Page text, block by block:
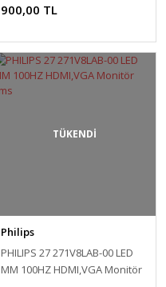
900,00 TL
TÜKENDİ
Philips
PHILIPS 27 271V8LAB-00 LED
MM 100HZ HDMI,VGA Monitör